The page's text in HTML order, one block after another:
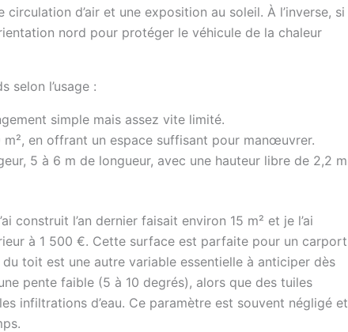
d’air et une exposition au soleil. À l’inverse, si
nord pour protéger le véhicule de la chaleur
selon l’usage :
simple mais assez vite limité.
en offrant un espace suffisant pour manœuvrer.
5 à 6 m de longueur, avec une hauteur libre de 2,2 m
construit l’an dernier faisait environ 15 m² et je l’ai
à 1 500 €. Cette surface est parfaite pour un carport
toit est une autre variable essentielle à anticiper dès
pente faible (5 à 10 degrés), alors que des tuiles
infiltrations d’eau. Ce paramètre est souvent négligé et